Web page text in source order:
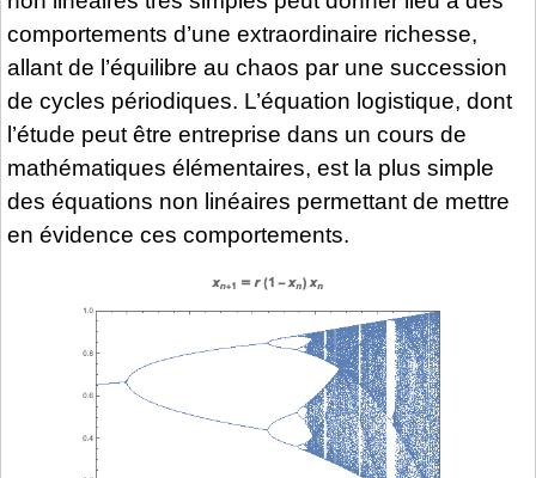
comportements d’une extraordinaire richesse,
allant de l’équilibre au chaos par une succession
de cycles périodiques. L’équation logistique, dont
l’étude peut être entreprise dans un cours de
mathématiques élémentaires, est la plus simple
des équations non linéaires permettant de mettre
en évidence ces comportements.